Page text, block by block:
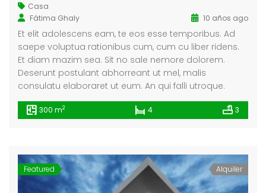
Casa
Fátima Ghaly
10 años ago
Et elit adolescens eam, te eos esse temporibus. Ad
saepe voluptua rationibus cum, cum cu liber ridens.
Et diam mazim sea. Sit no sale nemore dolorem.
Deserunt postulant abhorreant ut mel, malis
consulatu elaboraret ut eum. An qui falli utroque.
300 m2 4 3
Featured Alquiler